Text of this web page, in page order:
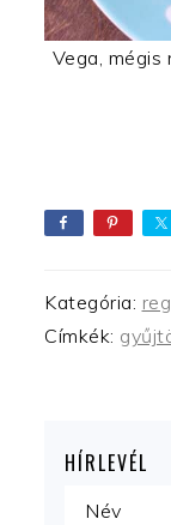
Vega,
Kategória:
Címkék:
HÍRLEVÉL